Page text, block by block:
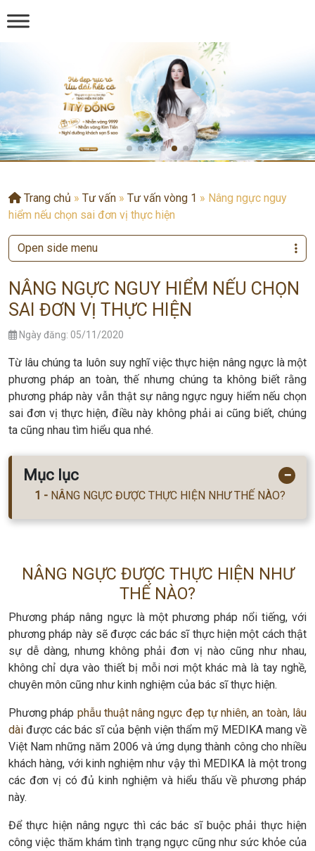
Trang chủ » Tư vấn » Tư vấn vòng 1 » Nâng ngực nguy
hiểm nếu chọn sai đơn vị thực hiện
NÂNG NGỰC NGUY HIỂM NẾU CHỌN
SAI ĐƠN VỊ THỰC HIỆN
Ngày đăng: 05/11/2020
Từ lâu chúng ta luôn suy nghĩ việc thực hiện nâng ngực là một
phương pháp an toàn, thế nhưng chúng ta không biết rằng
phương pháp này vẫn thật sự nâng ngực nguy hiểm nếu chọn
sai đơn vị thực hiện, điều này không phải ai cũng biết, chúng
ta cũng nhau tìm hiểu qua nhé.
Mục lục −
NÂNG NGỰC ĐƯỢC THỰC HIỆN NHƯ THẾ NÀO?
NÂNG NGỰC ĐƯỢC THỰC HIỆN NHƯ
THẾ NÀO?
Phương pháp nâng ngực là một phương pháp nổi tiếng, với
phương pháp này sẽ được các bác sĩ thực hiện một cách thật
sự dễ dàng, nhưng không phải đơn vị nào cũng như nhau,
không chỉ dựa vào thiết bị mỗi nơi một khác mà là tay nghề,
chuyên môn cũng như kinh nghiệm của bác sĩ thực hiện.
Phương pháp phẫu thuật nâng ngực đẹp tự nhiên, an toàn, lâu
dài được các bác sĩ của bệnh viện thẩm mỹ MEDIKA mang về
Việt Nam những năm 2006 và ứng dụng thành công cho nhiều
khách hàng, với kinh nghiệm như vậy thì MEDIKA là một trong
các đơn vị có đủ kinh nghiệm và hiểu thấu về phương pháp
này.
Để thực hiện nâng ngực thì các bác sĩ buộc phải thực hiện
công việc thăm khám tình trạng ngực cũng như sức khỏe của
Open side menu